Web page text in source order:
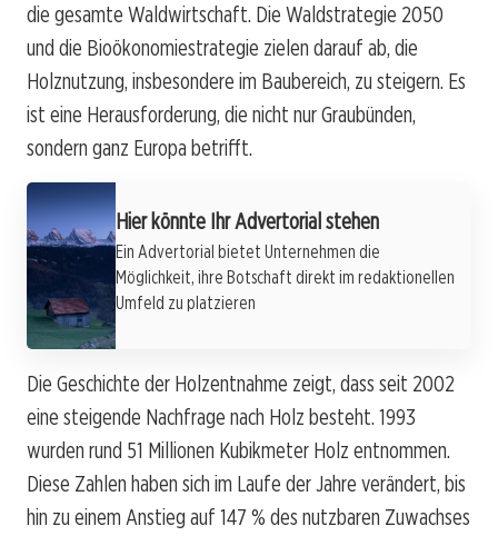
die gesamte Waldwirtschaft. Die Waldstrategie 2050
und die Bioökonomiestrategie zielen darauf ab, die
Holznutzung, insbesondere im Baubereich, zu steigern. Es
ist eine Herausforderung, die nicht nur Graubünden,
sondern ganz Europa betrifft.
Hier könnte Ihr Advertorial stehen
Ein Advertorial bietet Unternehmen die
Möglichkeit, ihre Botschaft direkt im redaktionellen
Umfeld zu platzieren
Die Geschichte der Holzentnahme zeigt, dass seit 2002
eine steigende Nachfrage nach Holz besteht. 1993
wurden rund 51 Millionen Kubikmeter Holz entnommen.
Diese Zahlen haben sich im Laufe der Jahre verändert, bis
hin zu einem Anstieg auf 147 % des nutzbaren Zuwachses